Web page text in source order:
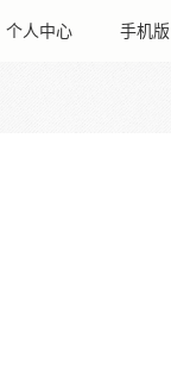
个人中心 手机版